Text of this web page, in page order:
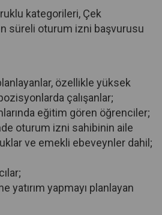
kategorileri, Çek
süreli oturum izni başvurusu
özellikle yüksek
çalışanlar;
eğitim gören öğrenciler;
oturum izni sahibinin aile
ve emekli ebeveynler dahil;
yatırım yapmayı planlayan